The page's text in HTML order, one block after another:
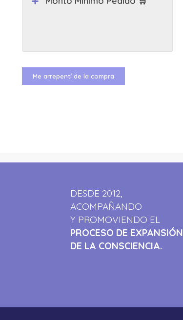
Me arrepentí de la compra
DESDE 2012,
ACOMPAÑANDO
Y PROMOVIENDO EL
PROCESO DE EXPANSIÓN
DE LA CONSCIENCIA.